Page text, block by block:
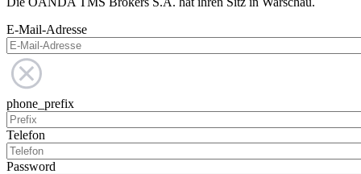
E-Mail-Adresse
phone_prefix
Telefon
Password